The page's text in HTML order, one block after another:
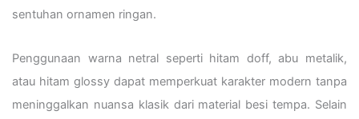
sentuhan ornamen ringan.
Penggunaan warna netral seperti hitam doff, abu metalik,
atau hitam glossy dapat memperkuat karakter modern tanpa
meninggalkan nuansa klasik dari material besi tempa. Selain